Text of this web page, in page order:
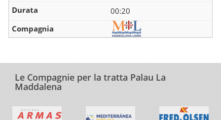
00:20
Le Compagnie per la tratta Palau La
Maddalena